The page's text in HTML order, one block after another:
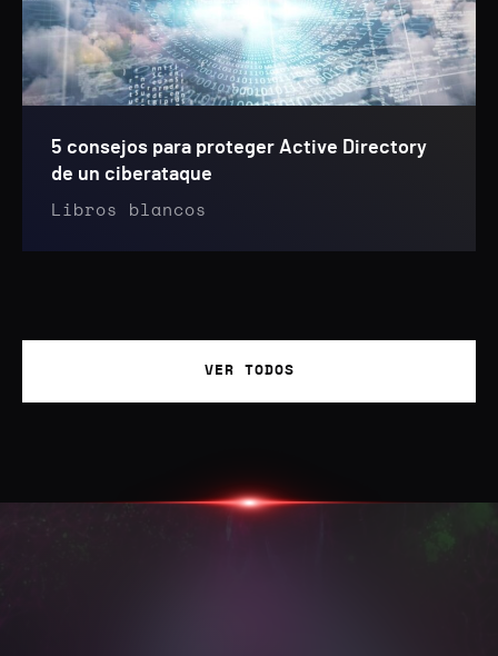
5 consejos para proteger Active Directory
de un ciberataque
Libros blancos
VER TODOS